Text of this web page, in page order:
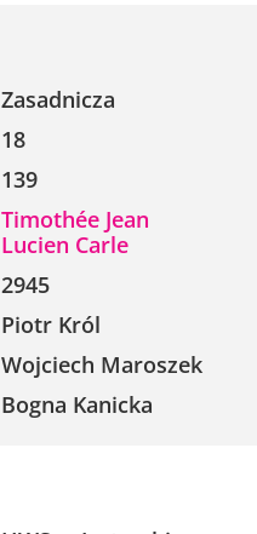
Zasadnicza
18
139
Timothée Jean
Lucien Carle
2945
Piotr Król
Wojciech Maroszek
Bogna Kanicka